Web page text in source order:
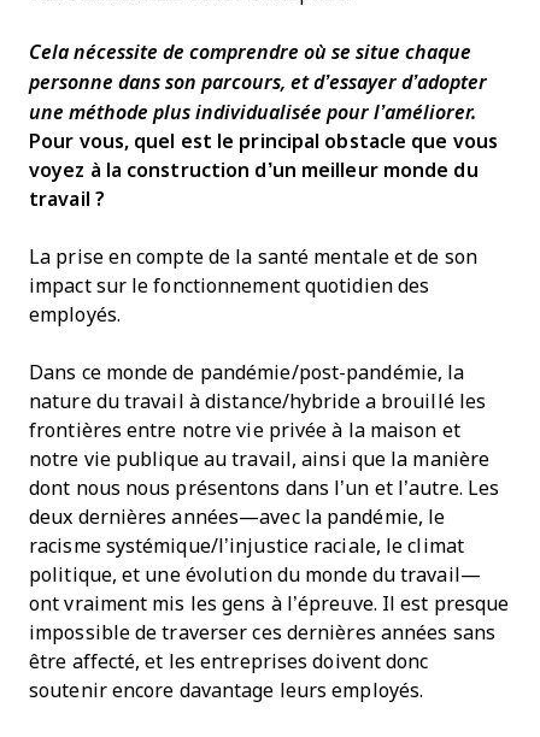
Cela nécessite de comprendre où se situe chaque
personne dans son parcours, et d’essayer d’adopter
une méthode plus individualisée pour l’améliorer.
Pour vous, quel est le principal obstacle que vous
voyez à la construction d’un meilleur monde du
travail ?
La prise en compte de la santé mentale et de son
impact sur le fonctionnement quotidien des
employés.
Dans ce monde de pandémie/post-pandémie, la
nature du travail à distance/hybride a brouillé les
frontières entre notre vie privée à la maison et
notre vie publique au travail, ainsi que la manière
dont nous nous présentons dans l’un et l’autre. Les
deux dernières années—avec la pandémie, le
racisme systémique/l’injustice raciale, le climat
politique, et une évolution du monde du travail—
ont vraiment mis les gens à l’épreuve. Il est presque
impossible de traverser ces dernières années sans
être affecté, et les entreprises doivent donc
soutenir encore davantage leurs employés.